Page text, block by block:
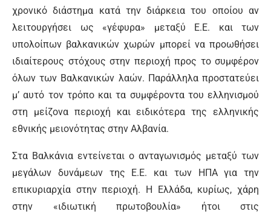
χρονικό διάστημα κατά την διάρκεια του οποίου αν
λειτουργήσει ως «γέφυρα» μεταξύ Ε.Ε. και των
υπολοίπων βαλκανικών χωρών μπορεί να προωθήσει
ιδιαίτερους στόχους στην περιοχή προς το συμφέρον
όλων των Βαλκανικών λαών. Παράλληλα προστατεύει
μ’ αυτό τον τρόπο και τα συμφέροντα του ελληνισμού
στη μείζονα περιοχή και ειδικότερα της ελληνικής
εθνικής μειονότητας στην Αλβανία.
Στα Βαλκάνια εντείνεται ο ανταγωνισμός μεταξύ των
μεγάλων δυνάμεων της Ε.Ε. και των ΗΠΑ για την
επικυριαρχία στην περιοχή. Η Ελλάδα, κυρίως, χάρη
στην «ιδιωτική πρωτοβουλία» ήτοι στις